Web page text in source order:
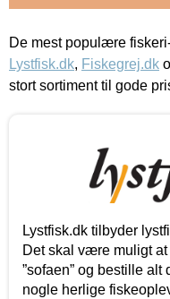
De mest populære
Lystfisk.dk, Fiskegrej.dk
stort sortiment til gode
Lystfisk.dk tilbyder
Det skal være muligt
”sofaen” og bestille alt
nogle herlige